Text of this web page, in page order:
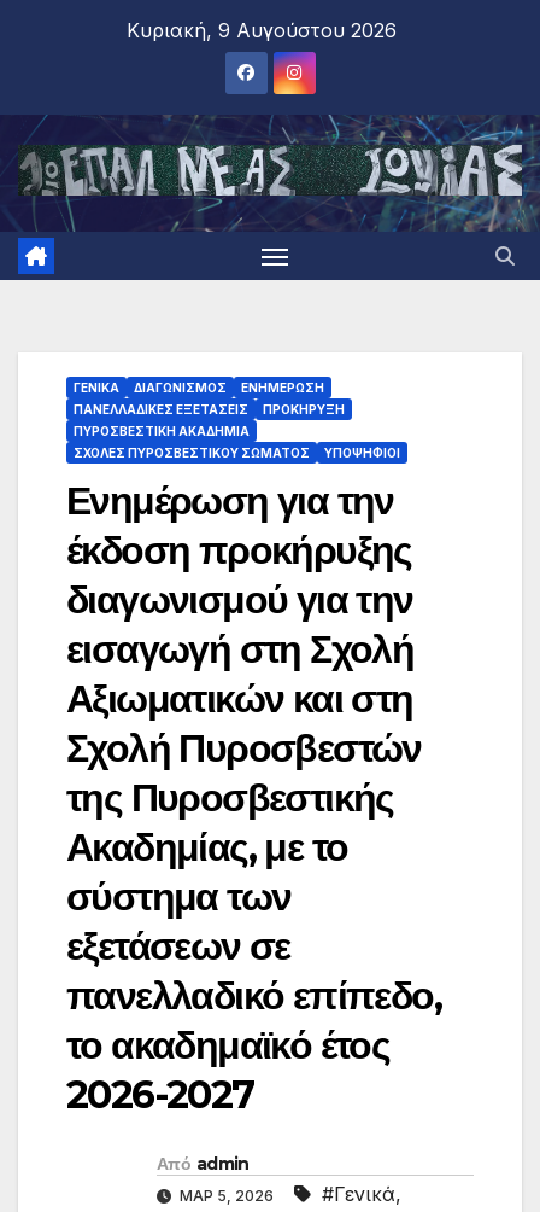
Κυριακή, 9 Αυγούστου 2026
ΓΕΝΙΚΑ ΔΙΑΓΩΝΙΣΜΟΣ
ΕΝΗΜΕΡΩΣΗ
ΠΑΝΕΛΛΑΔΙΚΕΣ ΕΞΕΤΑΣΕΙΣ
ΠΡΟΚΗΡΥΞΗ
ΠΥΡΟΣΒΕΣΤΙΚΗ ΑΚΑΔΗΜΙΑ
ΣΧΟΛΕΣ ΠΥΡΟΣΒΕΣΤΙΚΟΥ ΣΩΜΑΤΟΣ
ΥΠΟΨΗΦΙΟΙ
Ενημέρωση για την
έκδοση προκήρυξης
διαγωνισμού για την
εισαγωγή στη Σχολή
Αξιωματικών και στη
Σχολή Πυροσβεστών
της Πυροσβεστικής
Ακαδημίας, με το
σύστημα των
εξετάσεων σε
πανελλαδικό επίπεδο,
το ακαδημαϊκό έτος
2026-2027
Από admin
ΜΑΡ 5, 2026 #Γενικά,